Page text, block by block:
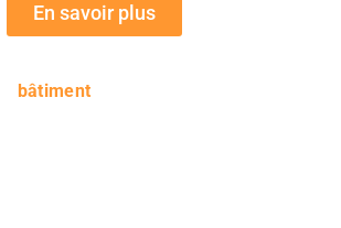
En savoir plus
bâtiment